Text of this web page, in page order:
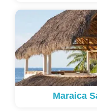
Maraica